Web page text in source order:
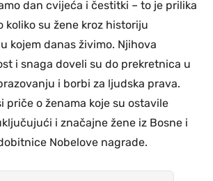
dan cvijeća i čestitki – to je prilika
koliko su žene kroz historiju
kojem danas živimo. Njihova
i snaga doveli su do prekretnica u
i borbi za ljudska prava.
priče o ženama koje su ostavile
i značajne žene iz Bosne i
Nobelove nagrade.